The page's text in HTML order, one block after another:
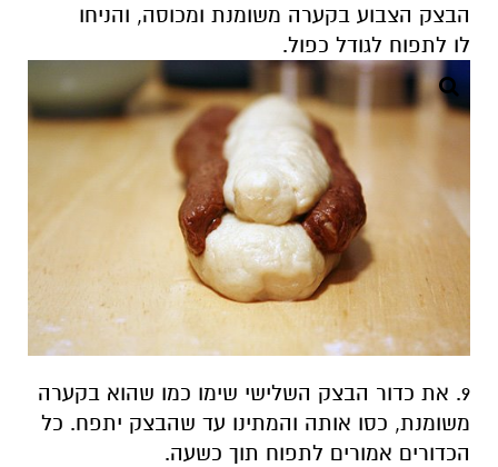
הבצק הצבוע בקערה משומנת ומכוסה, והניחו
לו לתפוח לגודל כפול.
9. את כדור הבצק השלישי שימו כמו שהוא בקערה
משומנת, כסו אותה והמתינו עד שהבצק יתפח. כל
הכדורים אמורים לתפוח תוך כשעה.